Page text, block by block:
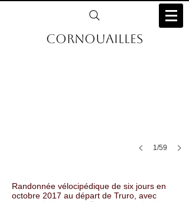
Cornouailles
1/59
Randonnée vélocipédique de six jours en
octobre 2017 au départ de Truro, avec